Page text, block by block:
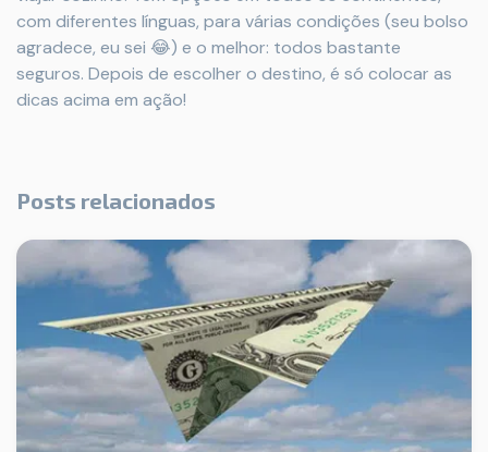
com diferentes línguas, para várias condições (seu bolso
agradece, eu sei 😂) e o melhor: todos bastante
seguros. Depois de escolher o destino, é só colocar as
dicas acima em ação!
Posts relacionados